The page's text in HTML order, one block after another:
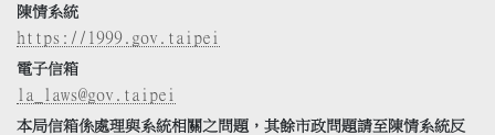
陳情系統
https://1999.gov.taipei
電子信箱
la_laws@gov.taipei
本局信箱係處理與系統相關之問題，其餘市政問題請至陳情系統反